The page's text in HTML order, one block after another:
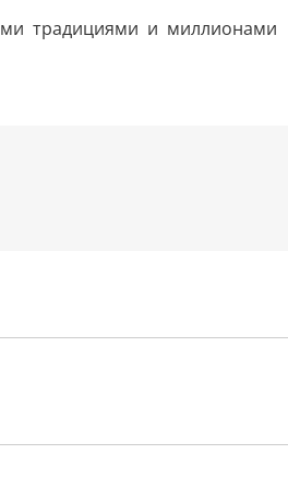
традициями и миллионами